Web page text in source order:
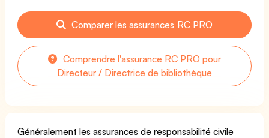
Comparer les assurances RC PRO
Comprendre l'assurance RC PRO pour
Directeur / Directrice de bibliothèque
Généralement les assurances de responsabilité civile